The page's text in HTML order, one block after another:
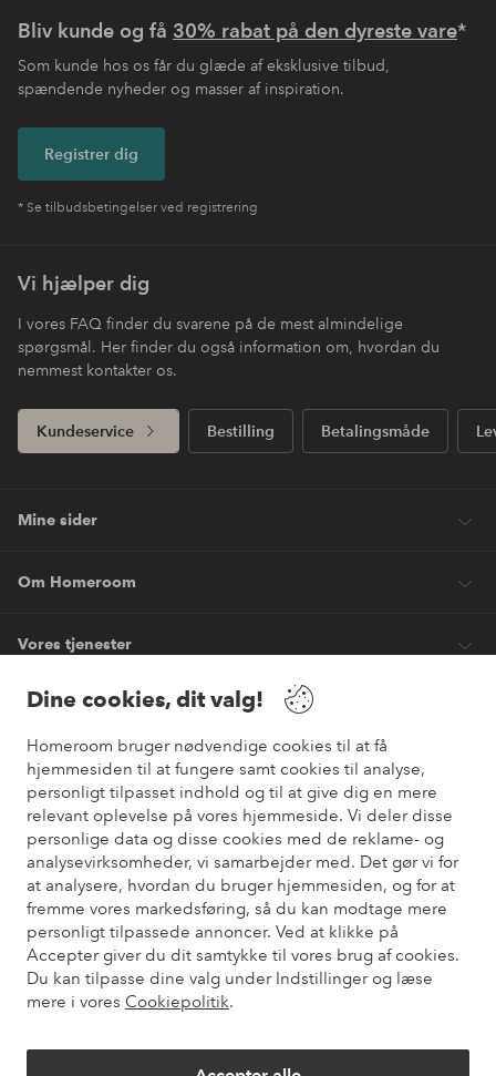
Dine cookies, dit valg!
Homeroom bruger nødvendige cookies til at få
hjemmesiden til at fungere samt cookies til analyse,
personligt tilpasset indhold og til at give dig en mere
relevant oplevelse på vores hjemmeside. Vi deler disse
personlige data og disse cookies med de reklame- og
analysevirksomheder, vi samarbejder med. Det gør vi for
at analysere, hvordan du bruger hjemmesiden, og for at
fremme vores markedsføring, så du kan modtage mere
personligt tilpassede annoncer. Ved at klikke på
Accepter giver du dit samtykke til vores brug af cookies.
Du kan tilpasse dine valg under Indstillinger og læse
mere i vores Cookiepolitik.
Bliv kunde og få 30% rabat på den dyreste vare*
Som kunde hos os får du glæde af eksklusive tilbud,
spændende nyheder og masser af inspiration.
Registrer dig
* Se tilbudsbetingelser ved registrering
Vi hjælper dig
I vores FAQ finder du svarene på de mest almindelige
spørgsmål. Her finder du også information om, hvordan du
nemmest kontakter os.
Kundeservice Bestilling Betalingsmåde
Mine sider
Om Homeroom
Vores tjenester
Vilkår
Venner
Sikre betalinger
Vil du vide mere om vores betalingsmuligheder ?
elpy